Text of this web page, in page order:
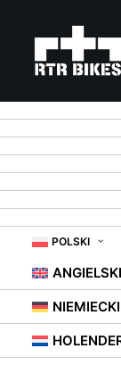
POLSKI
ANGIELSKI
NIEMIECKI